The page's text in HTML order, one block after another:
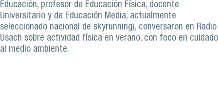
Educación, profesor de Educación Física, docente
Universitario y de Educación Media, actualmente
seleccionado nacional de skyrunning), conversaron en Radio
Usach sobre actividad física en verano, con foco en cuidado
al medio ambiente.